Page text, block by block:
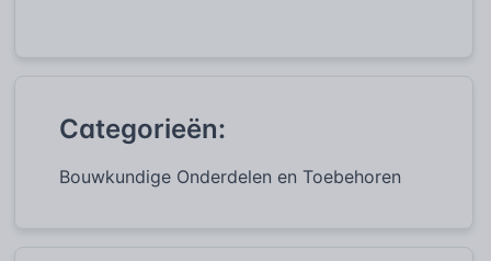
Categorieën:
Bouwkundige Onderdelen en Toebehoren